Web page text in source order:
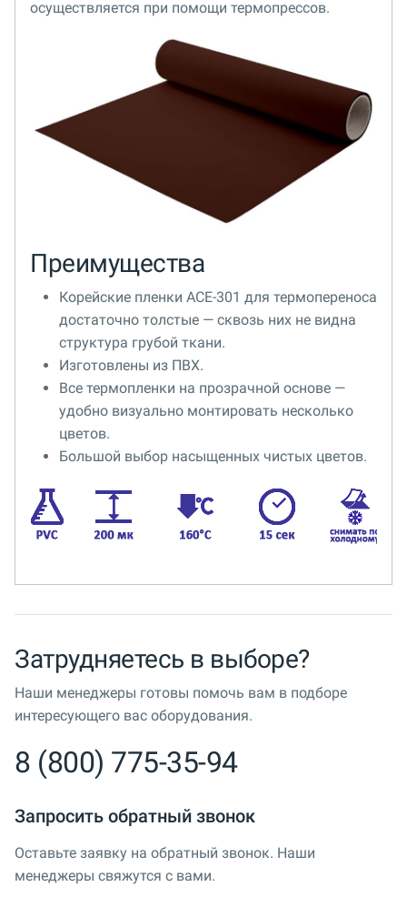
осуществляется при помощи термопрессов.
Преимущества
Корейские пленки ACE-301 для термопереноса
достаточно толстые — сквозь них не видна
структура грубой ткани.
Изготовлены из ПВХ.
Все термопленки на прозрачной основе —
удобно визуально монтировать несколько
цветов.
Большой выбор насыщенных чистых цветов.
Затрудняетесь в выборе?
Наши менеджеры готовы помочь вам в подборе
интересующего вас оборудования.
8 (800) 775-35-94
Запросить обратный звонок
Оставьте заявку на обратный звонок. Наши
менеджеры свяжутся с вами.